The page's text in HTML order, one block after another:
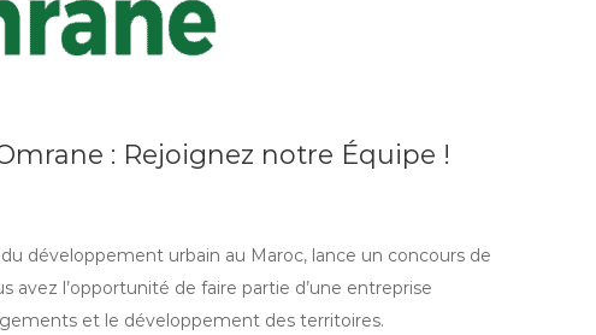
: Rejoignez notre Équipe !
développement urbain au Maroc, lance un concours de
l’opportunité de faire partie d’une entreprise
et le développement des territoires.